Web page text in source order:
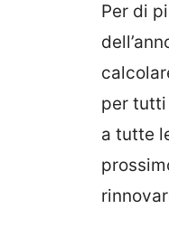
Per di
per tutti
a tutte